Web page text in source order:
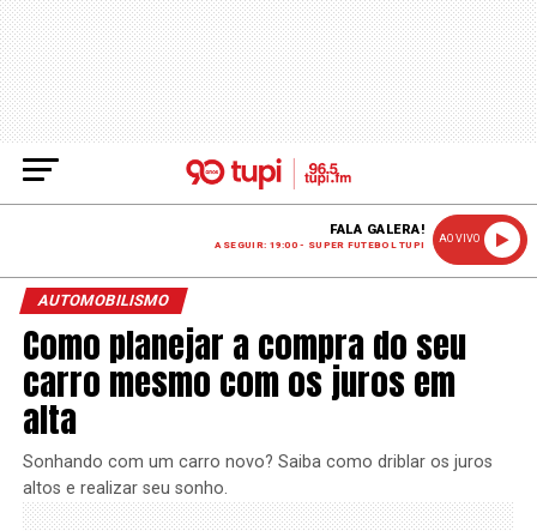
FALA GALERA!
A SEGUIR: 19:00 - SUPER FUTEBOL TUPI
AO VIVO
AUTOMOBILISMO
Como planejar a compra do seu
carro mesmo com os juros em
alta
Sonhando com um carro novo? Saiba como driblar os juros
altos e realizar seu sonho.